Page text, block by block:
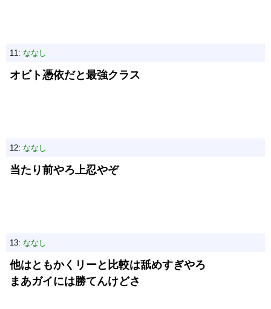
11: ななし
オビト憑依だと最強クラス
12: ななし
当たり前やろ上忍やぞ
13: ななし
他はともかくリーと比較は舐めすぎやろ
まあガイには勝てんけどさ